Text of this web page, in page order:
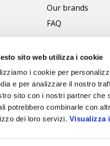
sito web utilizza i cookie
i cookie per
e per analizzare il nostro
sito con i nostri partner che
potrebbero combinarle con
dei loro servizi. Visualizza
Our brands
FAQ